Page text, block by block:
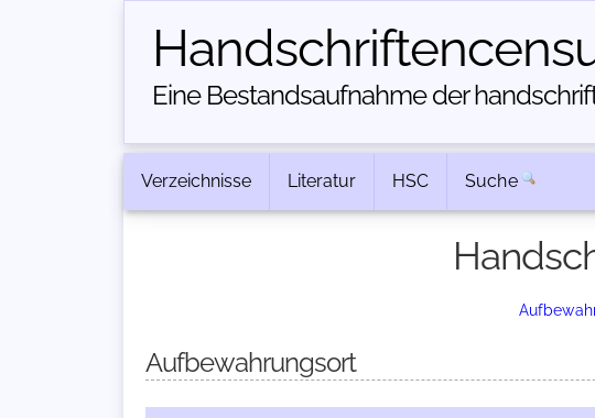
Eine Bestandsaufnahme der
Verzeichnisse Literatur HSC Suche
Aufbewahrungsort